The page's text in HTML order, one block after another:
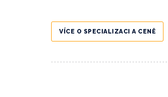
VÍCE O SPECIALIZACI A CENĚ